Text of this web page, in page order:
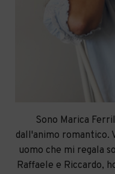
Sono Marica
dall'animo romantico.
uomo che mi regala
Raffaele e Riccardo,